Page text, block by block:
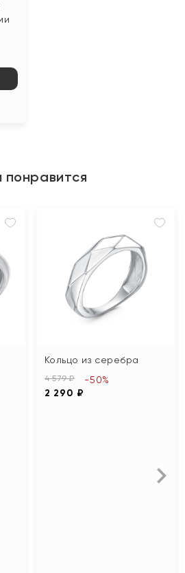
понравится
Кольцо из серебра
4 579 ₽
2 290 ₽
-50%